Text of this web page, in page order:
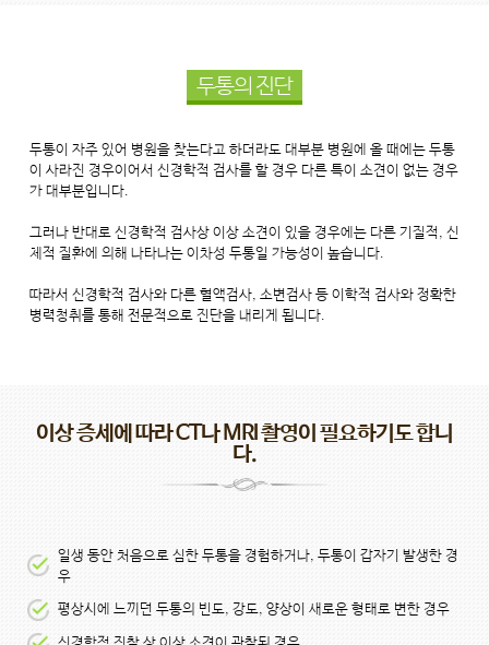
두통의 진단
두통이 자주 있어 병원을 찾는다고 하더라도 대부분 병원에 올 때에는 두통
이 사라진 경우이어서 신경학적 검사를 할 경우 다른 특이 소견이 없는 경우
가 대부분입니다.
그러나 반대로 신경학적 검사상 이상 소견이 있을 경우에는 다른 기질적, 신
체적 질환에 의해 나타나는 이차성 두통일 가능성이 높습니다.
따라서 신경학적 검사와 다른 혈액검사, 소변검사 등 이학적 검사와 정확한
병력청취를 통해 전문적으로 진단을 내리게 됩니다.
이상 증세에 따라 CT나 MRI 촬영이 필요하기도 합니
다.
일생 동안 처음으로 심한 두통을 경험하거나, 두통이 갑자기 발생한 경
우
평상시에 느끼던 두통의 빈도, 강도, 양상이 새로운 형태로 변한 경우